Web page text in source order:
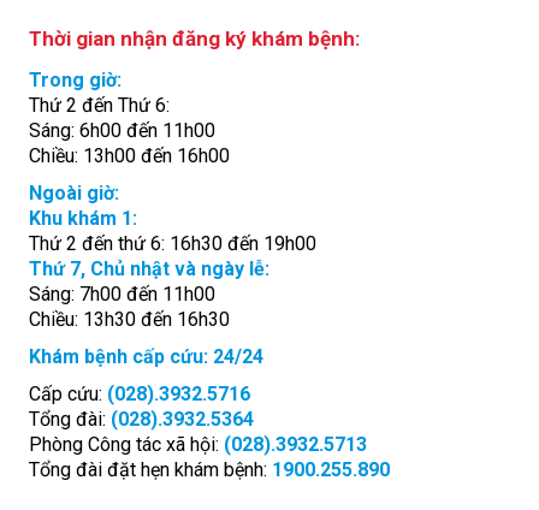
Thời gian nhận đăng ký khám bệnh:
Trong giờ:
Thứ 2 đến Thứ 6:
Sáng: 6h00 đến 11h00
Chiều: 13h00 đến 16h00
Ngoài giờ:
Khu khám 1:
Thứ 2 đến thứ 6: 16h30 đến 19h00
Thứ 7, Chủ nhật và ngày lễ:
Sáng: 7h00 đến 11h00
Chiều: 13h30 đến 16h30
Khám bệnh cấp cứu: 24/24
Cấp cứu: (028).3932.5716
Tổng đài: (028).3932.5364
Phòng Công tác xã hội: (028).3932.5713
Tổng đài đặt hẹn khám bệnh: 1900.255.890